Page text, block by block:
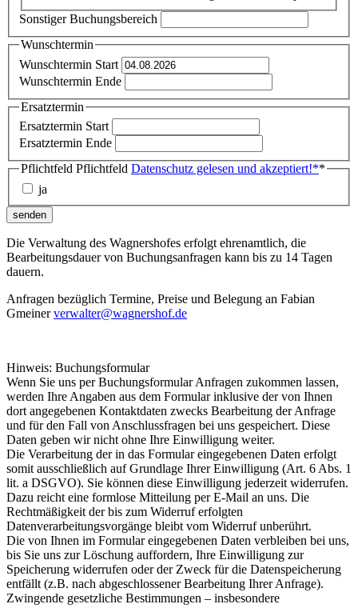
Sonstiger Buchungsbereich
Wunschtermin
Wunschtermin Start
Wunschtermin Ende
Ersatztermin
Ersatztermin Start
Ersatztermin Ende
Pflichtfeld Pflichtfeld Datenschutz gelesen und akzeptiert!**
ja
senden
Die Verwaltung des Wagnershofes erfolgt ehrenamtlich, die
Bearbeitungsdauer von Buchungsanfragen kann bis zu 14 Tagen
dauern.
Anfragen bezüglich Termine, Preise und Belegung an Fabian
Gmeinerverwalter@wagnershof.de
Hinweis: Buchungsformular
Wenn Sie uns per Buchungsformular Anfragen zukommen lassen,
werden Ihre Angaben aus dem Formular inklusive der von Ihnen
dort angegebenen Kontaktdaten zwecks Bearbeitung der Anfrage
und für den Fall von Anschlussfragen bei uns gespeichert. Diese
Daten geben wir nicht ohne Ihre Einwilligung weiter.
Die Verarbeitung der in das Formular eingegebenen Daten erfolgt
somit ausschließlich auf Grundlage Ihrer Einwilligung (Art. 6 Abs. 1
lit. a DSGVO). Sie können diese Einwilligung jederzeit widerrufen.
Dazu reicht eine formlose Mitteilung per E-Mail an uns. Die
Rechtmäßigkeit der bis zum Widerruf erfolgten
Datenverarbeitungsvorgänge bleibt vom Widerruf unberührt.
Die von Ihnen im Formular eingegebenen Daten verbleiben bei uns,
bis Sie uns zur Löschung auffordern, Ihre Einwilligung zur
Speicherung widerrufen oder der Zweck für die Datenspeicherung
entfällt (z.B. nach abgeschlossener Bearbeitung Ihrer Anfrage).
Zwingende gesetzliche Bestimmungen – insbesondere